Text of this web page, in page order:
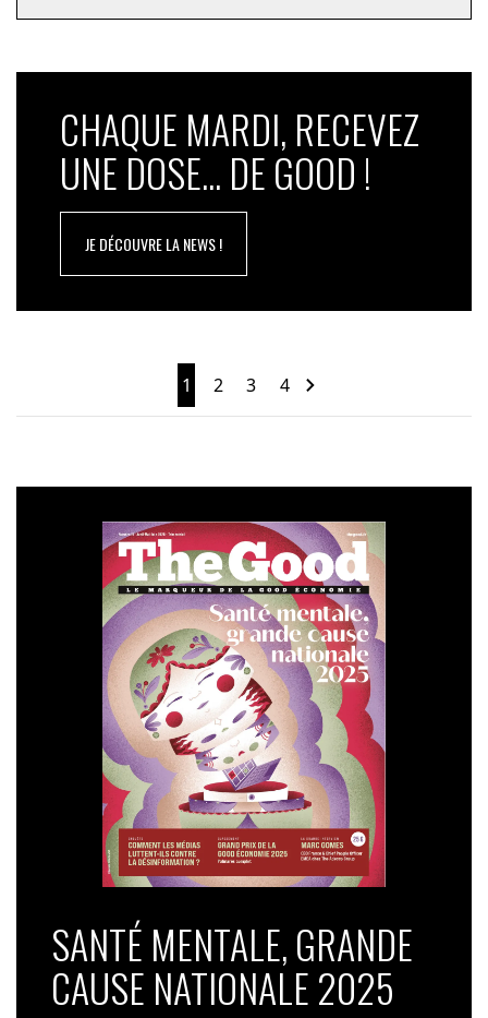
CHAQUE MARDI, RECEVEZ
UNE DOSE... DE GOOD !
JE DÉCOUVRE LA NEWS !
1 2 3 4
SANTÉ MENTALE, GRANDE
CAUSE NATIONALE 2025